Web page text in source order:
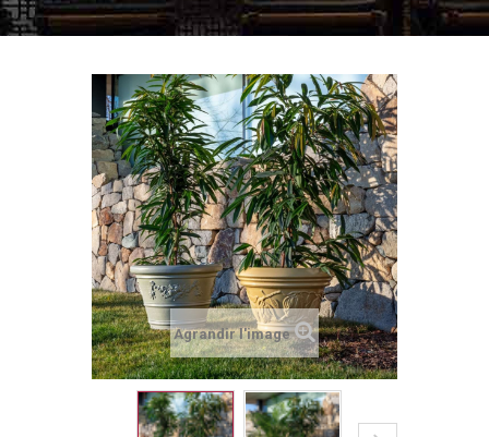
Agrandir l'image